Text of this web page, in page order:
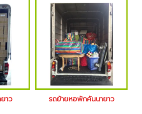
าว รถย้ายหอพักคันนายาว